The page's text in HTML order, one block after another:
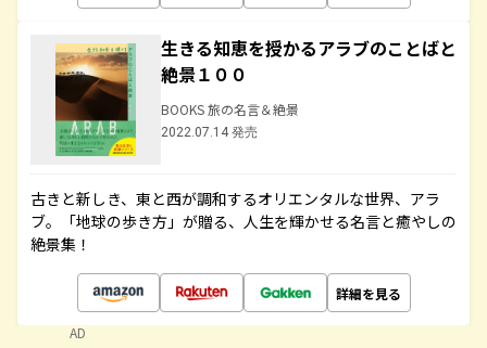
生きる知恵を授かるアラブのことばと
絶景１００
BOOKS 旅の名言＆絶景
2022.07.14 発売
古きと新しき、東と西が調和するオリエンタルな世界、アラ
ブ。「地球の歩き方」が贈る、人生を輝かせる名言と癒やしの
絶景集！
詳細を見る
AD